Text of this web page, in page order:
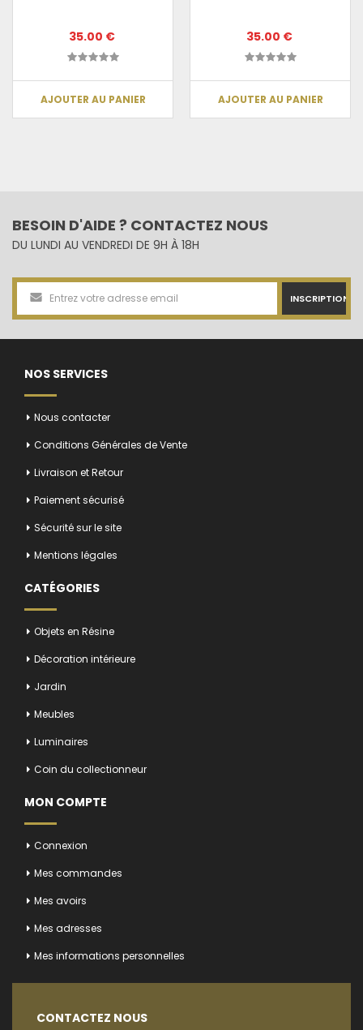
35.00 €
AJOUTER AU PANIER
35.00 €
AJOUTER AU PANIER
BESOIN D'AIDE ? CONTACTEZ NOUS
DU LUNDI AU VENDREDI DE 9H À 18H
INSCRIPTION
NOS SERVICES
Nous contacter
Conditions Générales de Vente
Livraison et Retour
Paiement sécurisé
Sécurité sur le site
Mentions légales
CATÉGORIES
Objets en Résine
Décoration intérieure
Jardin
Meubles
Luminaires
Coin du collectionneur
MON COMPTE
Connexion
Mes commandes
Mes avoirs
Mes adresses
Mes informations personnelles
CONTACTEZ NOUS